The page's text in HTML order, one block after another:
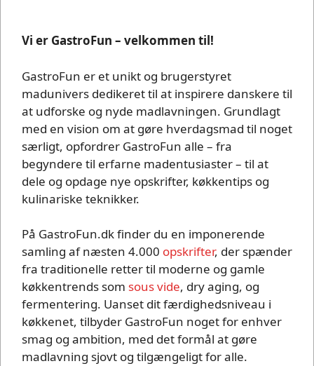
Vi er GastroFun – velkommen til!
GastroFun er et unikt og brugerstyret
madunivers dedikeret til at inspirere danskere til
at udforske og nyde madlavningen. Grundlagt
med en vision om at gøre hverdagsmad til noget
særligt, opfordrer GastroFun alle – fra
begyndere til erfarne madentusiaster – til at
dele og opdage nye opskrifter, køkkentips og
kulinariske teknikker.
På GastroFun.dk finder du en imponerende
samling af næsten 4.000 opskrifter, der spænder
fra traditionelle retter til moderne og gamle
køkkentrends som sous vide, dry aging, og
fermentering. Uanset dit færdighedsniveau i
køkkenet, tilbyder GastroFun noget for enhver
smag og ambition, med det formål at gøre
madlavning sjovt og tilgængeligt for alle.